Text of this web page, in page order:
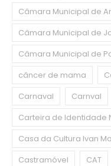
Câmara Municipal de
Câmara Municipal de
Câmara Municipal de
câncer de mama
Carnaval
Carnval
Carteira de Identidade
Casa da Cultura Ivan
Castramóvel
CAT